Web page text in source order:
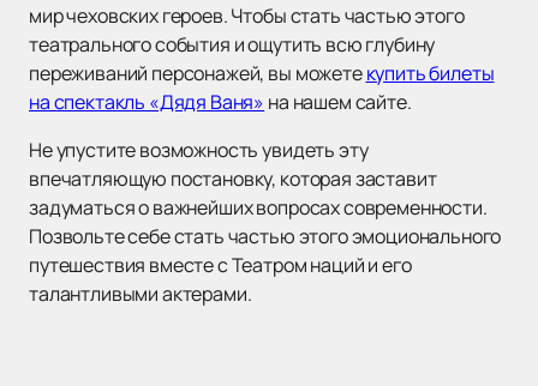
мир чеховских героев. Чтобы стать частью этого
театрального события и ощутить всю глубину
переживаний персонажей, вы можетекупить билеты
на спектакль «Дядя Ваня» на нашем сайте.
Не упустите возможность увидеть эту
впечатляющую постановку, которая заставит
задуматься о важнейших вопросах современности.
Позвольте себе стать частью этого эмоционального
путешествия вместе с Театром наций и его
талантливыми актерами.